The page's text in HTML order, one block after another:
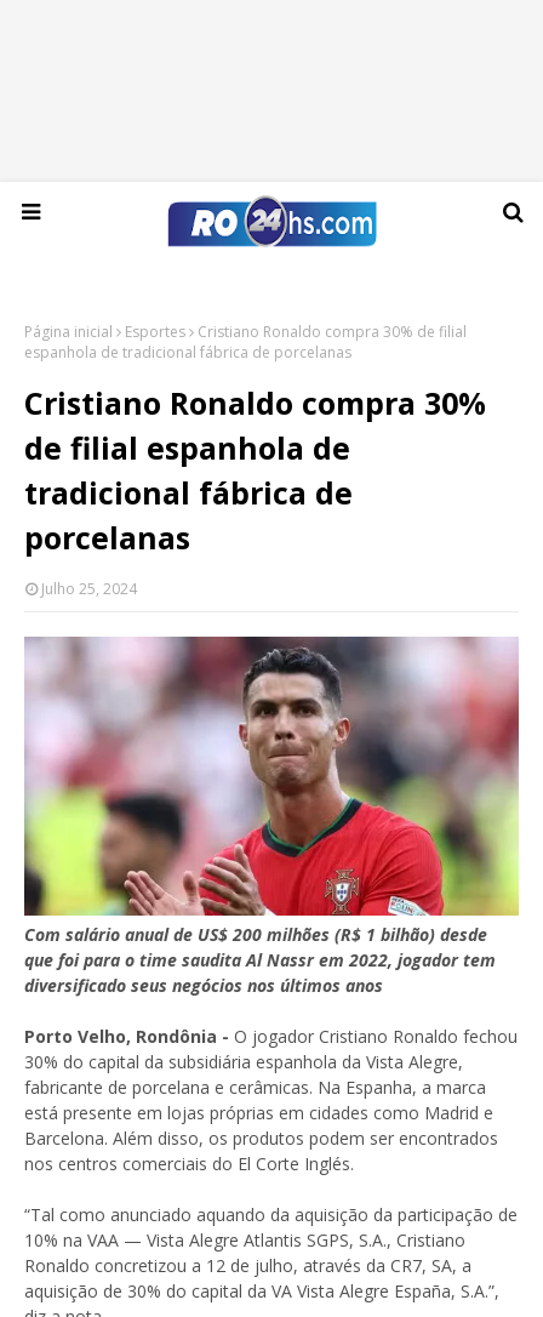
Sexta-feira, 07 de agosto de 2026
Página inicial Esportes
Cristiano Ronaldo compra 30% de filial
espanhola de tradicional fábrica de porcelanas
Cristiano Ronaldo compra 30%
de filial espanhola de
tradicional fábrica de
porcelanas
Julho 25, 2024
Com salário anual de US$ 200 milhões (R$ 1 bilhão) desde
que foi para o time saudita Al Nassr em 2022, jogador tem
diversificado seus negócios nos últimos anos
Porto Velho, Rondônia - O jogador Cristiano Ronaldo fechou
30% do capital da subsidiária espanhola da Vista Alegre,
fabricante de porcelana e cerâmicas. Na Espanha, a marca
está presente em lojas próprias em cidades como Madrid e
Barcelona. Além disso, os produtos podem ser encontrados
nos centros comerciais do El Corte Inglés.
“Tal como anunciado aquando da aquisição da participação de
10% na VAA — Vista Alegre Atlantis SGPS, S.A., Cristiano
Ronaldo concretizou a 12 de julho, através da CR7, SA, a
aquisição de 30% do capital da VA Vista Alegre España, S.A.”,